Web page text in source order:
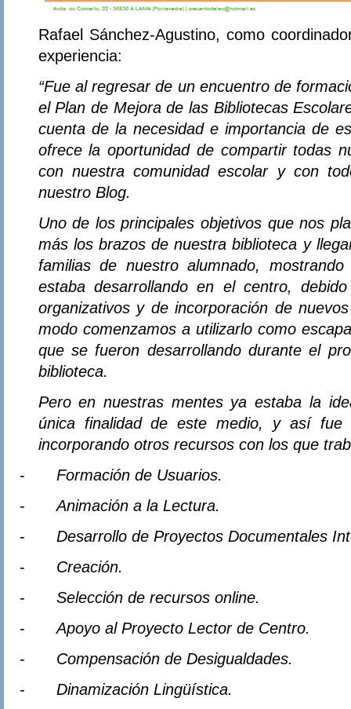
Rafael Sánchez-Agustino, como
experiencia:
“Fue al regresar de un encuentro de
el Plan de Mejora de las Bibliotecas
cuenta de la necesidad e importancia de
ofrece la oportunidad de compartir todas
con nuestra comunidad escolar y con
nuestro Blog.
Uno de los principales objetivos que nos
más los brazos de nuestra biblioteca y
familias de nuestro alumnado,
estaba desarrollando en el centro,
organizativos y de incorporación de
modo comenzamos a utilizarlo como
que se fueron desarrollando durante el
biblioteca.
Pero en nuestras mentes ya estaba la
única finalidad de este medio, y así
incorporando otros recursos con los que
-
Formación de Usuarios.
-
Animación a la Lectura.
-
Desarrollo de Proyectos Documentales
-
Creación.
-
Selección de recursos online.
-
Apoyo al Proyecto Lector de Centro.
-
Compensación de Desigualdades.
-
Dinamización Lingüística.